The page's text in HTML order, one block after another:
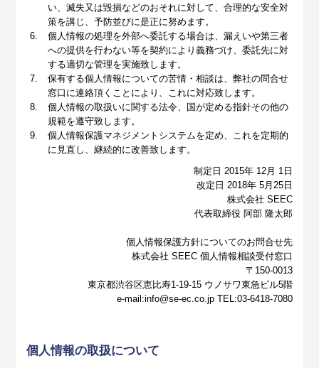
い、滅失又は毀損などのおそれに対して、合理的な安全対
策を講じ、予防並びに是正に努めます。
個人情報の処理を外部へ委託する場合は、漏えいや第三者
への提供を行わない等を契約により義務づけ、委託先に対
する適切な管理を実施致します。
保有する個人情報についての苦情・相談は、弊社の問合せ
窓口に連絡頂くことにより、これに対応致します。
個人情報の取扱いに関する法令、国が定める指針その他の
規範を遵守致します。
個人情報保護マネジメントシステムを定め、これを定期的
に見直し、継続的に改善致します。
制定日 2015年 12月 1日
改定日 2018年 5月25日
株式会社 SEEC
代表取締役 阿部 隆太郎
個人情報保護方針についてのお問合せ先
株式会社 SEEC 個人情報相談受付窓口
〒150-0013
東京都渋谷区恵比寿1-19-15 ウノサワ東急ビル5階
e-mail:info@se-ec.co.jp TEL:03-6418-7080
個人情報の取扱について